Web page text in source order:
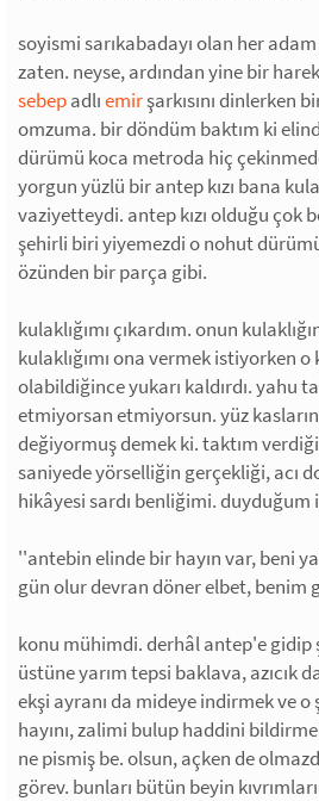
soyismi sarıkabadayı olan her
zaten. neyse, ardından yine bir
sebepadlıemirşarkısını dinlerken
omzuma. bir döndüm baktım ki
dürümü koca metroda hiç
yorgun yüzlü bir antep kızı bana
vaziyetteydi. antep kızı olduğu çok
şehirli biri yiyemezdi o nohut
özünden bir parça gibi.
kulaklığımı çıkardım. onun
kulaklığımı ona vermek istiyorken o
olabildiğince yukarı kaldırdı. yahu
etmiyorsan etmiyorsun. yüz
değiyormuş demek ki. taktım
saniyede yörselliğin gerçekliği, acı
hikâyesi sardı benliğimi. duyduğum
''antebin elinde bir hayın var, beni
gün olur devran döner elbet, benim
konu mühimdi. derhâl antep'e gidip
üstüne yarım tepsi baklava, azıcık
ekşi ayranı da mideye indirmek ve o
hayını, zalimi bulup haddini
ne pismiş be. olsun, açken de
görev. bunları bütün beyin